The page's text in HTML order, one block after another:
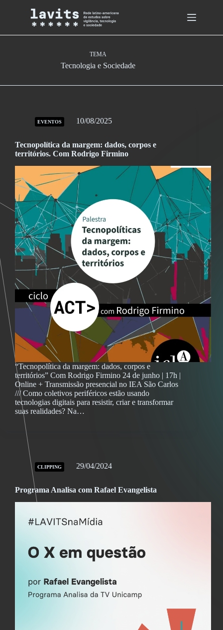
TEMA
Tecnologia e Sociedade
EVENTOS 10/08/2025
Tecnopolítica da margem: dados, corpos e
territórios. Com Rodrigo Firmino
“Tecnopolítica da margem: dados, corpos e
territórios” Com Rodrigo Firmino 24 de junho | 17h |
Online + Transmissão presencial no IEA São Carlos
/// Como coletivos periféricos estão usando
tecnologias digitais para resistir, criar e transformar
suas realidades? Na…
CLIPPING 29/04/2024
Programa Analisa com Rafael Evangelista